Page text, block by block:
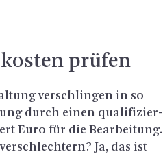
prü­fen
ver­schlin­gen in so
durch einen qua­li­fi­zier­
Euro für die Be­ar­bei­tung.
Ja, das ist